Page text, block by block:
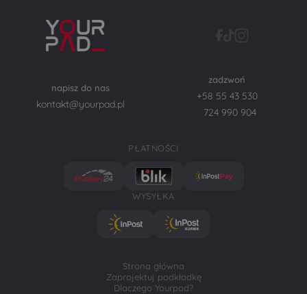
PŁATNOŚCI
WYSYŁKA
napisz do nas
kontakt@yourpad.pl
zadzwoń
+58 55 43 530
724 990 904
Strona główna
Zaprojektuj podkładkę
Dlaczego Yourpad?